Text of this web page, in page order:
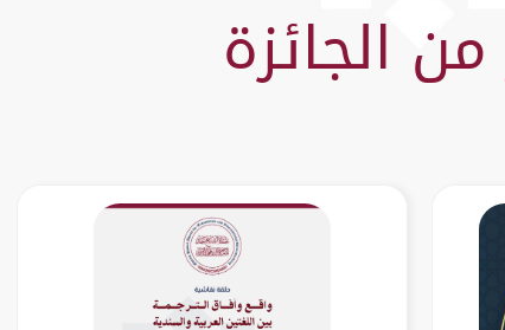
من الجائزة